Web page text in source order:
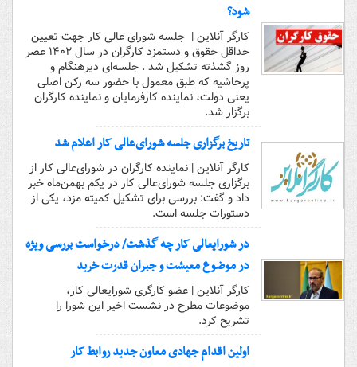
شود؟
کارگر آنلاین | جلسه شورای عالی کار جهت تعیین
حداقل حقوق و دستمزد کارگران در سال ۱۴۰۲ عصر
روز گشذته تشکیل شد . جلسه‌ای دیرهنگام و
پرحاشیه که طبق معمول با حضور سه رکن اصلی
یعنی دولت، نماینده کارفرمایان و نماینده کارگران
برگزار شد.
تاریخ برگزاری جلسه شورای‌عالی کار اعلام شد
کارگر آنلاین | نماینده کارگران در شورای‌عالی کار از
برگزاری جلسه شورای‌عالی کار در یکم بهمن‌ماه خبر
داد و گفت: بررسی برای تشکیل کمیته مزد، یکی از
دستورات جلسه است.
در شورایعالی کار چه گذشت/ درخواست بررسی ویژه
در موضوع معیشت و جبران قدرت خرید
کارگر آنلاین | عضو کارگری شورایعالی کار،
موضوعات مطرح در نشست اخیر این شورا را
تشریح کرد.
اولین اقدام جهادی معاون جدید روابط کار